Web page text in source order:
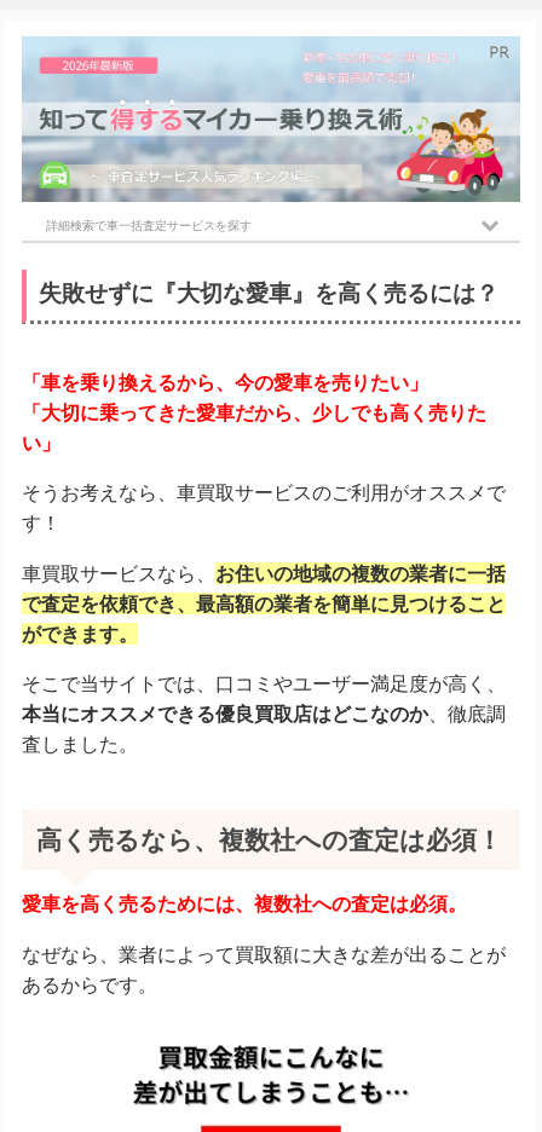
詳細検索で車一括査定サービスを探す
失敗せずに『大切な愛車』を高く売るには？
「車を乗り換えるから、今の愛車を売りたい」
「大切に乗ってきた愛車だから、少しでも高く売りた
い」
そうお考えなら、車買取サービスのご利用がオススメで
す！
車買取サービスなら、 お住いの地域の複数の業者に一括
で査定を依頼でき、 最高額の業者を簡単に見つけること
ができます。
そこで当サイトでは、口コミやユーザー満足度が高く、
本当にオススメできる優良買取店はどこなのか、徹底調
査しました。
高く売るなら、複数社への査定は必須！
愛車を高く売るためには、複数社への査定は必須。
なぜなら、業者によって買取額に大きな差が出ることが
あるからです。